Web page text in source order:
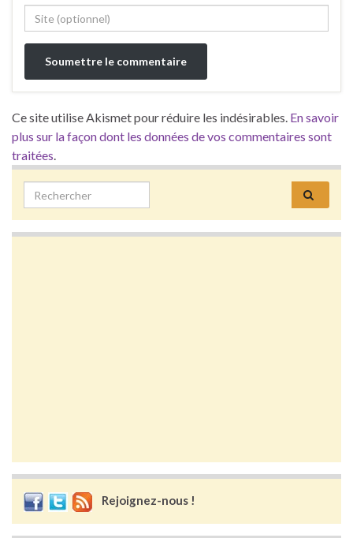
Ce site utilise Akismet pour réduire les indésirables. En savoir
plus sur la façon dont les données de vos commentaires sont
traitées.
Search for:
Rejoignez-nous !